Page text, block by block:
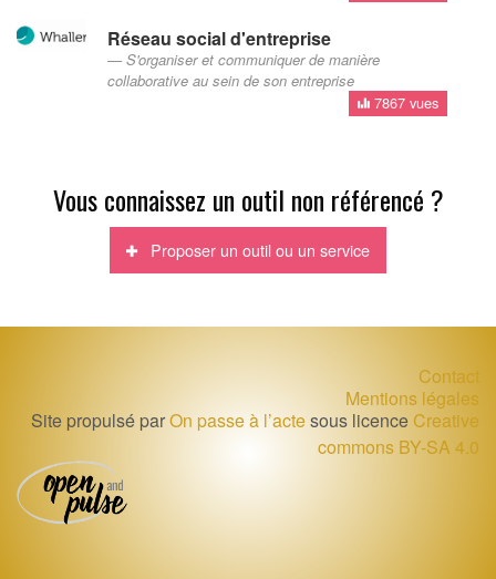
Réseau social d'entreprise
S'organiser et communiquer de manière
collaborative au sein de son entreprise
7867 vues
Vous connaissez un outil non référencé ?
Proposer un outil ou un service
Contact
Mentions légales
Site propulsé parOn passe à l’actesous licence Creative
commons BY-SA 4.0